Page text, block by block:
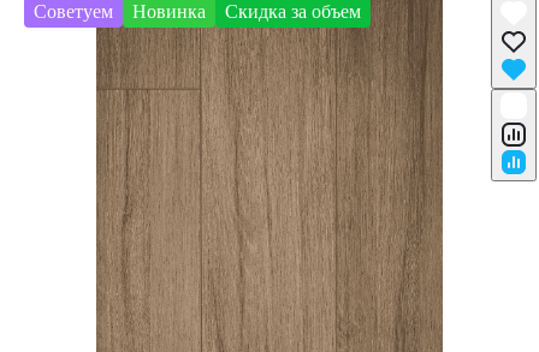
Советуем
Новинка Скидка за объем